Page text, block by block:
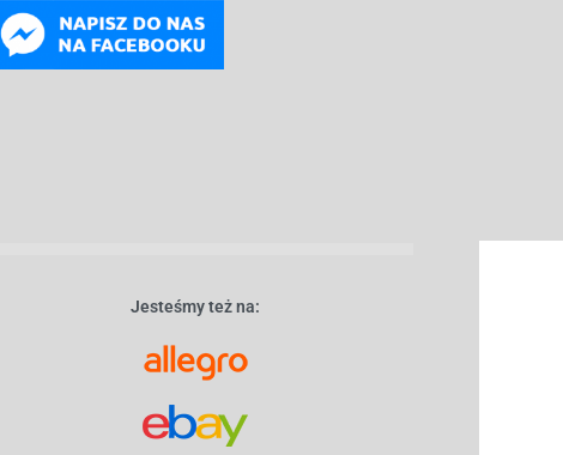
Jesteśmy też na: